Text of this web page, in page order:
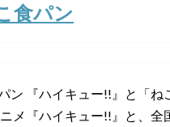
食パン
ン 『ハイキュー!!』と「
メ『ハイキュー!!』と、全